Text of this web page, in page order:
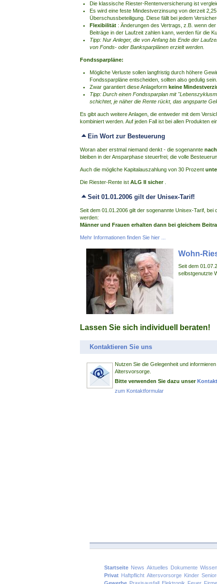
Die klassische Riester-Rentenversicherung ist
Es wird eine feste Mindestverzinsung von derzeit
Überschussbeteiligung. Diese fällt bei jedem
Flexibilität : Änderungen des Vertrags, z.B. wenn
Beiträge in der Laufzeit zahlen kann, werden für die
Tipp: Nur Anleger, die von Anfang bis Ende der
von Fonds- oder Banksparplänen erzielt werden.
Fondssparpläne:
Mögliche Verluste sollen langfristig durch höhere
Fondssparpläne entscheiden, sollten also gedulig sein.
Zwar garantiert diese Anlageform keine
Tipp: Durch einen Fondssparplan mit
schichtet, je näher die Rente rückt, das angsparte
Es gibt auch weitere Anlagen, die entweder mit dem
kombiniert werden. Auf jeden Fall ist bei allen Produkten
Ein Wort zur Besteuerung
Woran aber erstmal niemand denkt - die sogenannte
bleiben in der Ansparphase steuerfrei; die volle
Auch die mögliche Kapitalauszahlung von 30 Prozent
Die Riester-Rente ist ALG II sicher.
Seit 01.01.2006 gilt der Unisex-Tarif!
Seit dem 01.01.2006 gilt der sogenannte Unisex-Tarif,
werden:
Männer und Frauen erhalten dann bei gleichem
Mehr Informationen finden Sie hier ...
Wohn-
Seit dem
selbstgenutzte
Lassen Sie sich individuell beraten!
Kontaktieren Sie uns
Nutzen Sie die Gelegenheit und
Altersvorsorge.
Bitte verwenden Sie dazu unser
zum Kontaktformular
Startseite News Aktuelles Dokumente
Privat Haftpflicht Altersvorsorge Kinder